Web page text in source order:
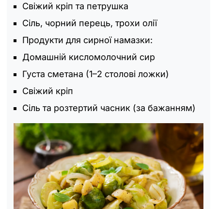
Свіжий кріп та петрушка
Сіль, чорний перець, трохи олії
Продукти для сирної намазки:
Домашній кисломолочний сир
Густа сметана (1–2 столові ложки)
Свіжий кріп
Сіль та розтертий часник (за бажанням)